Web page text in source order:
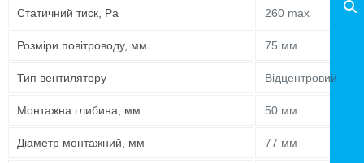
Статичний тиск, Pa 260 max
Розміри повітроводу, мм 75 мм
Тип вентилятору Відцентровий
Монтажна глибина, мм 50 мм
Діаметр монтажний, мм 77 мм